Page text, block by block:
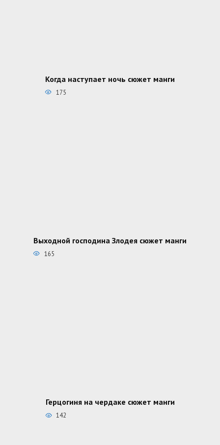
Когда наступает ночь сюжет манги
175
Выходной господина Злодея сюжет манги
165
Герцогиня на чердаке сюжет манги
142